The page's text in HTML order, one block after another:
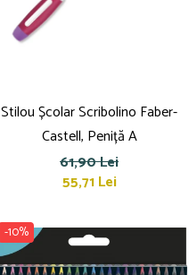
Stilou Școlar Scribolino Faber-
Castell, Peniță A
61,90 Lei
55,71 Lei
-10%